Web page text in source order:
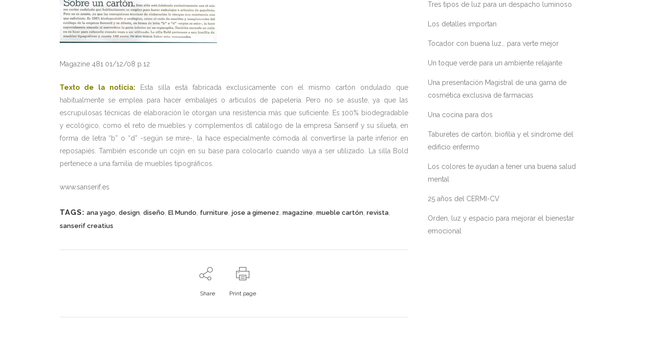
Magazine 481 01/12/08 p.12
Texto de la noticia:
Esta silla está fabricada exclusicamente con el mismo cartón ondulado que
habitualmente se emplea para hacer embalajes o artículos de papelería. Pero no se asuste, ya que las
escrupulosas técnicas de elaboración le otorgan una resistencia más que suficiente. Es 100% biodegradable
y ecológico, como el reto de muebles y complementos dl catálogo de la empresa Sanserif y su silueta, en
forma de letra “b” o “d” -según se mire-, la hace especialmente cómoda al convertirse la parte inferior en
reposapiés. También esconde un cojín en su base para colocarlo cuando vaya a ser utilizado. La silla Bold
pertenece a una familia de muebles tipográficos.
www.sanserif.es
TAGS: ana yago, design, diseño, El Mundo, furniture, jose a gimenez, magazine, mueble cartón, revista,
sanserif creatius
Share Print page
Tres tipos de luz para un despacho luminoso
Los detalles importan
Tocador con buena luz… para verte mejor
Un toque verde para un ambiente relajante
Una presentación Magistral de una gama de
cosmética exclusiva de farmacias
Una cocina para dos
Taburetes de cartón, biofilia y el síndrome del
edificio enfermo
Los colores te ayudan a tener una buena salud
mental
25 años del CERMI-CV
Orden, luz y espacio para mejorar el bienestar
emocional